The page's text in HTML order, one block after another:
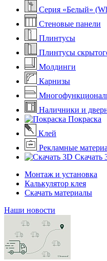
Серия «Белый»
Стеновые панели
Плинтусы
Плинтусы
Молдинги
Карнизы
Наличники и
Покраска
Клей
Рекламные
Скачать
Монтаж и установка
Калькулятор клея
Скачать материалы
Наши новости